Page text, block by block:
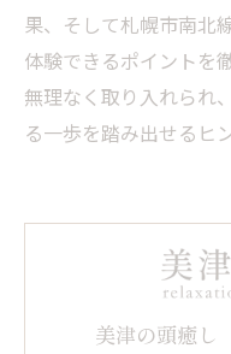
果、そして札幌市南北
体験できるポイントを
無理なく取り入れられ
る一歩を踏み出せるヒ
美津の頭癒し